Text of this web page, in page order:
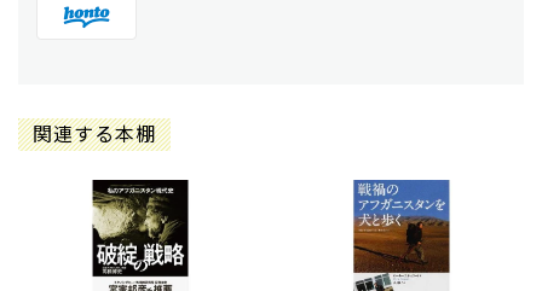
関連する本棚